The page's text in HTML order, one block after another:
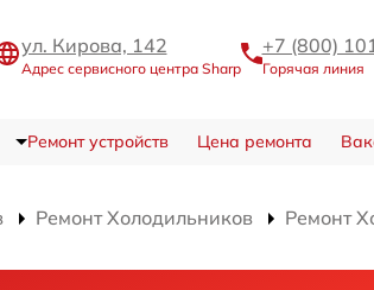
ул. Кирова, 142
Адрес сервисного центра Sharp
+7 (800)
Горячая линия
Ремонт устройств Цена ремонта
Ремонт Холодильников Ремонт